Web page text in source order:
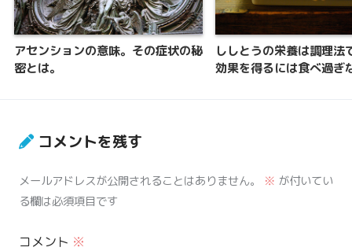
アセンションの意味。その症状の秘
密とは。
ししとうの栄養は調理法
効果を得るには食べ過ぎ
コメントを残す
メールアドレスが公開されることはありません。 ※ が付いてい
る欄は必須項目です
コメント ※